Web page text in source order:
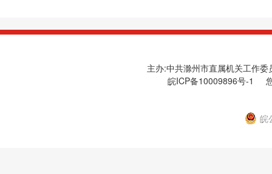
主办:中共滁州市直属机关工作
皖ICP备10009896号-1
您
皖